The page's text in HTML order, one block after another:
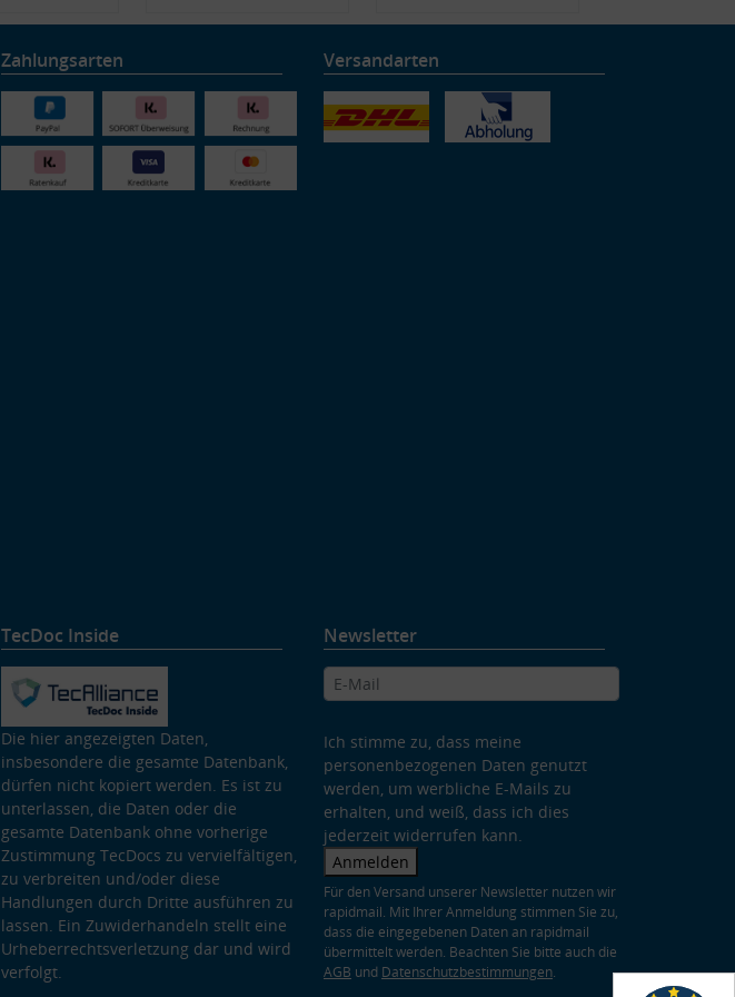
Zahlungsarten Versandarten
TecDoc Inside
Die hier angezeigten Daten,
insbesondere die gesamte Datenbank,
dürfen nicht kopiert werden. Es ist zu
unterlassen, die Daten oder die
gesamte Datenbank ohne vorherige
Zustimmung TecDocs zu vervielfältigen,
zu verbreiten und/oder diese
Handlungen durch Dritte ausführen zu
lassen. Ein Zuwiderhandeln stellt eine
Urheberrechtsverletzung dar und wird
verfolgt.
Newsletter
Ich stimme zu, dass meine
personenbezogenen Daten genutzt
werden, um werbliche E-Mails zu
erhalten, und weiß, dass ich dies
jederzeit widerrufen kann.
Anmelden
Für den Versand unserer Newsletter nutzen wir
rapidmail. Mit Ihrer Anmeldung stimmen Sie zu,
dass die eingegebenen Daten an rapidmail
übermittelt werden. Beachten Sie bitte auch die
AGB und Datenschutzbestimmungen.